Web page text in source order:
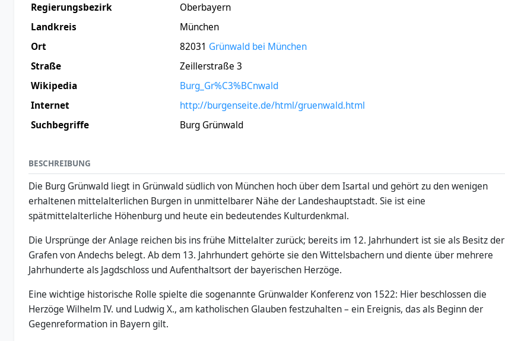
Regierungsbezirk
Oberbayern
Landkreis
München
Ort
82031 Grünwald bei München
Straße
Zeillerstraße 3
Wikipedia
Burg_Gr%C3%BCnwald
Internet
http://burgenseite.de/html/gruenwald.html
Suchbegriffe
Burg Grünwald
BESCHREIBUNG
Die Burg Grünwald liegt in Grünwald südlich von München hoch über dem Isartal und gehört zu den wenigen
erhaltenen mittelalterlichen Burgen in unmittelbarer Nähe der Landeshauptstadt. Sie ist eine
spätmittelalterliche Höhenburg und heute ein bedeutendes Kulturdenkmal.
Die Ursprünge der Anlage reichen bis ins frühe Mittelalter zurück; bereits im 12. Jahrhundert ist sie als Besitz der
Grafen von Andechs belegt. Ab dem 13. Jahrhundert gehörte sie den Wittelsbachern und diente über mehrere
Jahrhunderte als Jagdschloss und Aufenthaltsort der bayerischen Herzöge.
Eine wichtige historische Rolle spielte die sogenannte Grünwalder Konferenz von 1522: Hier beschlossen die
Herzöge Wilhelm IV. und Ludwig X., am katholischen Glauben festzuhalten – ein Ereignis, das als Beginn der
Gegenreformation in Bayern gilt.